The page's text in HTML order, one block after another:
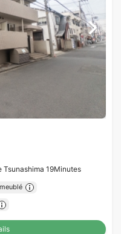
19Minutes